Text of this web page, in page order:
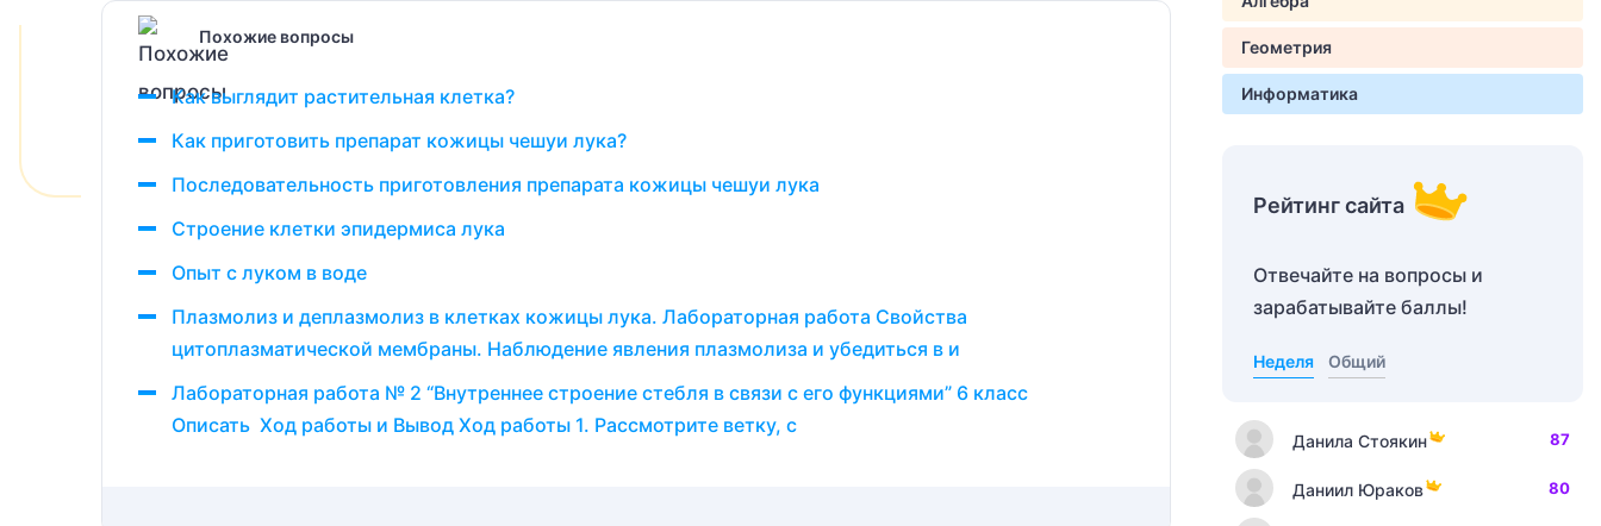
Похожие вопросы
Как выглядит растительная клетка?
Как приготовить препарат кожицы чешуи лука?
Последовательность приготовления препарата кожицы чешуи лука
Строение клетки эпидермиса лука
Опыт с луком в воде
Плазмолиз и деплазмолиз в клетках кожицы лука. Лабораторная работа Свойства
цитоплазматической мембраны. Наблюдение явления плазмолиза и убедиться в и
Лабораторная работа № 2 “Внутреннее строение стебля в связи с его функциями” 6 класс
Описать Ход работы и Вывод Ход работы 1. Рассмотрите ветку, с
Геометрия
Информатика
Рейтинг сайта
Отвечайте на вопросы и
зарабатывайте баллы!
Неделя Общий
Данила Стоякин 87
Даниил Юраков 80